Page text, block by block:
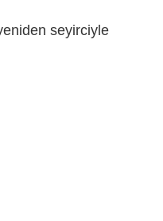
seyirciyle